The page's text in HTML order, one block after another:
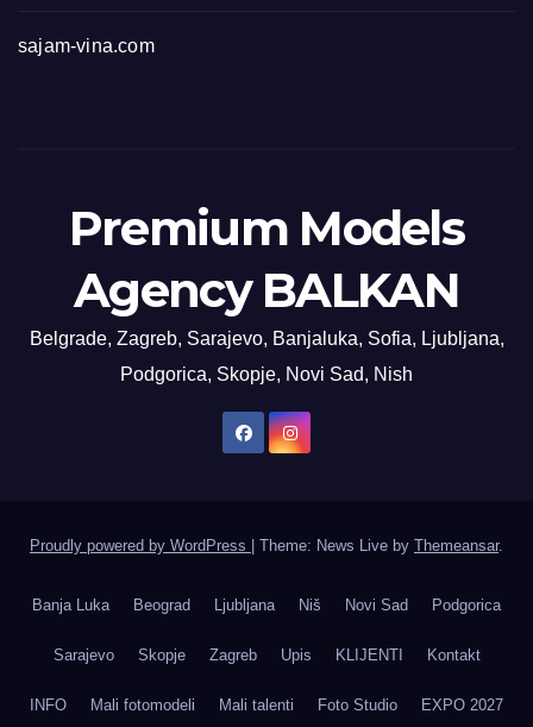
sajam-vina.com
Premium Models
Agency BALKAN
Belgrade, Zagreb, Sarajevo, Banjaluka, Sofia, Ljubljana,
Podgorica, Skopje, Novi Sad, Nish
Proudly powered by WordPress Theme: News Live by Themeansar.
Banja Luka Beograd Ljubljana Niš Novi Sad Podgorica
Sarajevo Skopje Zagreb Upis KLIJENTI Kontakt
INFO Mali fotomodeli Mali talenti Foto Studio EXPO 2027